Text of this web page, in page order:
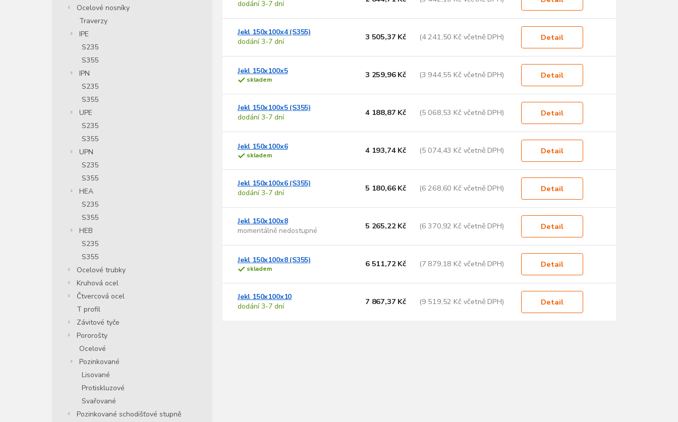
Ocelové nosníky
Traverzy
IPE
S235
S355
IPN
S235
S355
UPE
S235
S355
UPN
S235
S355
HEA
S235
S355
HEB
S235
S355
Ocelové trubky
Kruhová ocel
Čtvercová ocel
T profil
Závitové tyče
Pororošty
Ocelové
Pozinkované
Lisované
Protiskluzové
Svařované
Pozinkované schodišťové stupně
k
dodání 3-7 dní
Jekl 150x100x4 (S355)
dodání 3-7 dní
3 505,37 Kč (4 241,50 Kč včetně DPH) Detail
Jekl 150x100x5
skladem 3 259,96 Kč (3 944,55 Kč včetně DPH) Detail
Jekl 150x100x5 (S355)
dodání 3-7 dní
4 188,87 Kč (5 068,53 Kč včetně DPH) Detail
Jekl 150x100x6
skladem 4 193,74 Kč (5 074,43 Kč včetně DPH) Detail
Jekl 150x100x6 (S355)
dodání 3-7 dní
5 180,66 Kč (6 268,60 Kč včetně DPH) Detail
Jekl 150x100x8
momentálně nedostupné
5 265,22 Kč (6 370,92 Kč včetně DPH) Detail
Jekl 150x100x8 (S355)
skladem 6 511,72 Kč (7 879,18 Kč včetně DPH) Detail
Jekl 150x100x10
dodání 3-7 dní
7 867,37 Kč (9 519,52 Kč včetně DPH) Detail